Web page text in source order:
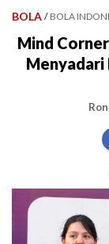
BOLA / BOLA
Mind
Menyadari